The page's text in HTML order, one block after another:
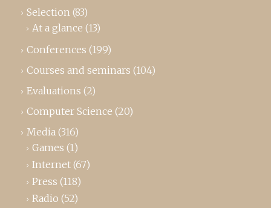
Selection (83)
At a glance (13)
Conferences (199)
Courses and seminars (104)
Evaluations (2)
Computer Science (20)
Media (316)
Games (1)
Internet (67)
Press (118)
Radio (52)